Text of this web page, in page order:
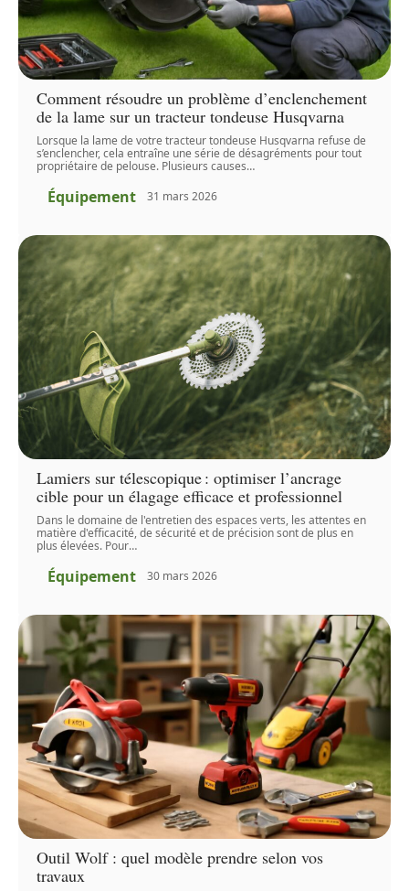
Comment résoudre un problème d’enclenchement
de la lame sur un tracteur tondeuse Husqvarna
Lorsque la lame de votre tracteur tondeuse Husqvarna refuse de
s’enclencher, cela entraîne une série de désagréments pour tout
propriétaire de pelouse. Plusieurs causes…
Équipement 31 mars 2026
Lamiers sur télescopique : optimiser l’ancrage
cible pour un élagage efficace et professionnel
Dans le domaine de l'entretien des espaces verts, les attentes en
matière d'efficacité, de sécurité et de précision sont de plus en
plus élevées. Pour…
Équipement 30 mars 2026
Outil Wolf : quel modèle prendre selon vos
travaux